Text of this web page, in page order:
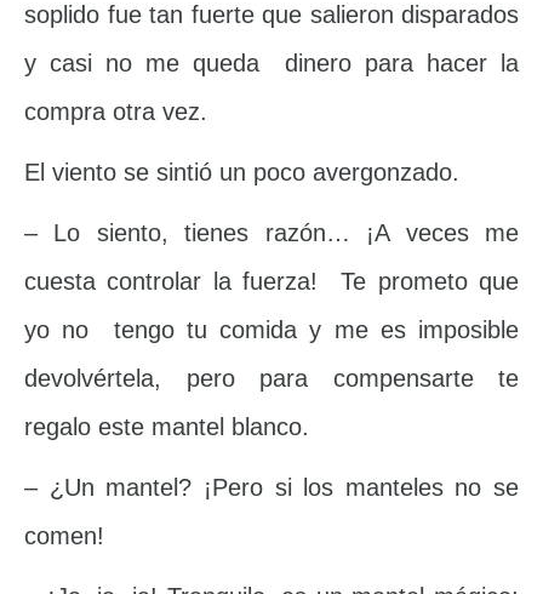
soplido fue tan fuerte que salieron disparados
y casi no me queda dinero para hacer la
compra otra vez.
El viento se sintió un poco avergonzado.
– Lo siento, tienes razón… ¡A veces me
cuesta controlar la fuerza! Te prometo que
yo no tengo tu comida y me es imposible
devolvértela, pero para compensarte te
regalo este mantel blanco.
– ¿Un mantel? ¡Pero si los manteles no se
comen!